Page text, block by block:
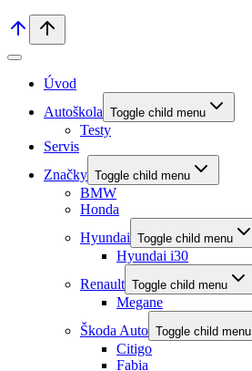
Úvod
Autoškola Toggle child menu
Testy
Servis
Značky Toggle child menu
BMW
Honda
Hyundai Toggle child menu
Hyundai i30
Renault Toggle child menu
Megane
Škoda Auto Toggle child menu
Citigo
Fabia